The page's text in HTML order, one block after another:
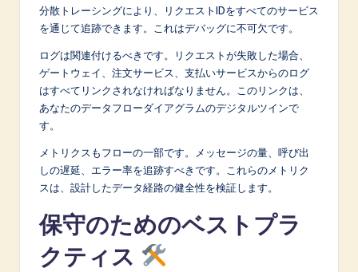
分散トレーシングにより、リクエストIDをすべてのサービス
を通じて追跡できます。これはデバッグに不可欠です。
ログは関連付けるべきです。リクエストが失敗した場合、
ゲートウェイ、注文サービス、支払いサービスからのログ
はすべてリンクされなければなりません。このリンクは、
あなたのデータフローダイアグラムのデジタルツインで
す。
メトリクスもフローの一部です。メッセージの量、呼び出
しの遅延、エラー率を追跡すべきです。これらのメトリク
スは、設計したデータ経路の健全性を検証します。
保守のためのベストプラ
クティス